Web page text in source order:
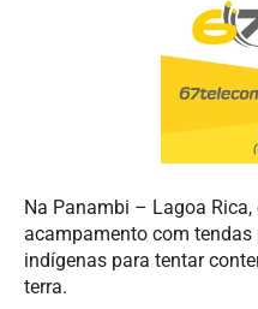
Na Panambi – Lagoa
acampamento com
indígenas para tentar
terra.